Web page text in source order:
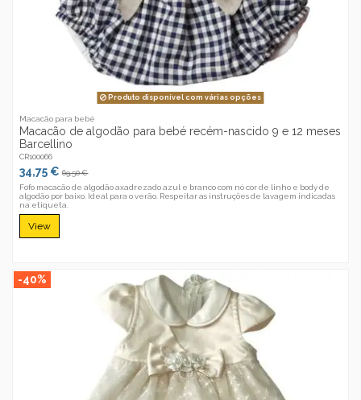
Produto disponível com várias opções
Macacão para bebé
Macacão de algodão para bebé recém-nascido 9 e 12 meses
Barcellino
CR100066
34,75 €69,50 €
Fofo macacão de algodão axadrezado azul e branco com nó cor de linho e body de
algodão por baixo. Ideal para o verão. Respeitar as instruções de lavagem indicadas
na etiqueta.
View
-40%